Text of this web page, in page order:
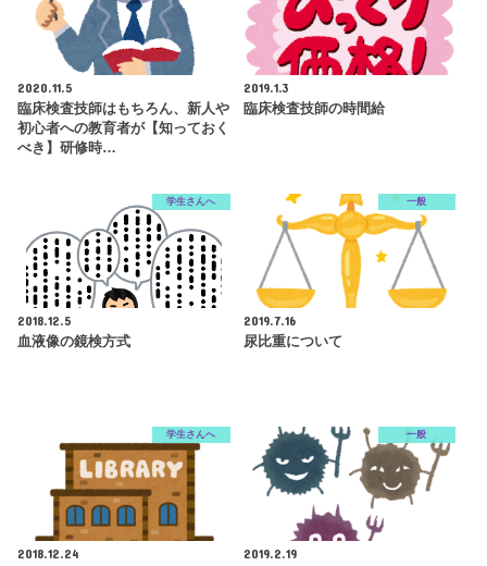
2020.11.5
臨床検査技師はもちろん、新人や
初心者への教育者が【知っておく
べき】研修時…
2019.1.3
臨床検査技師の時間給
学生さんへ
2018.12.5
血液像の鏡検方式
一般
2019.7.16
尿比重について
学生さんへ
2018.12.24
一般
2019.2.19